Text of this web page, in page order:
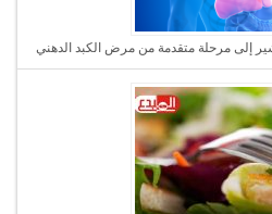
إلى مرحلة متقدمة من مرض الكبد الدهني